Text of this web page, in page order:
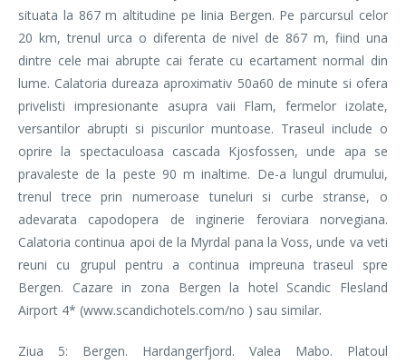
situata la 867 m altitudine pe linia Bergen. Pe parcursul celor
20 km, trenul urca o diferenta de nivel de 867 m, fiind una
dintre cele mai abrupte cai ferate cu ecartament normal din
lume. Calatoria dureaza aproximativ 50a60 de minute si ofera
privelisti impresionante asupra vaii Flam, fermelor izolate,
versantilor abrupti si piscurilor muntoase. Traseul include o
oprire la spectaculoasa cascada Kjosfossen, unde apa se
pravaleste de la peste 90 m inaltime. De-a lungul drumului,
trenul trece prin numeroase tuneluri si curbe stranse, o
adevarata capodopera de inginerie feroviara norvegiana.
Calatoria continua apoi de la Myrdal pana la Voss, unde va veti
reuni cu grupul pentru a continua impreuna traseul spre
Bergen. Cazare in zona Bergen la hotel Scandic Flesland
Airport 4* (www.scandichotels.com/no ) sau similar.
Ziua 5: Bergen. Hardangerfjord. Valea Mabo. Platoul